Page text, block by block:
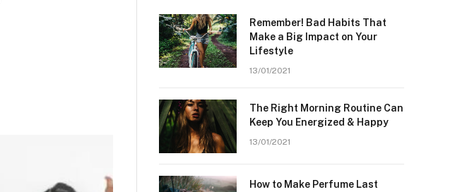
Remember! Bad Habits That
Make a Big Impact on Your
Lifestyle
13/01/2021
The Right Morning Routine Can
Keep You Energized & Happy
13/01/2021
How to Make Perfume Last